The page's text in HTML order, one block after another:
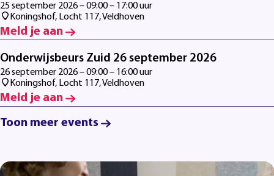
25 september 2026 – 09:00 – 17:00 uur
Koningshof, Locht 117, Veldhoven
Meld je aan
Onderwijsbeurs Zuid 26 september 2026
26 september 2026 – 09:00 – 16:00 uur
Koningshof, Locht 117, Veldhoven
Meld je aan
Toon meer events